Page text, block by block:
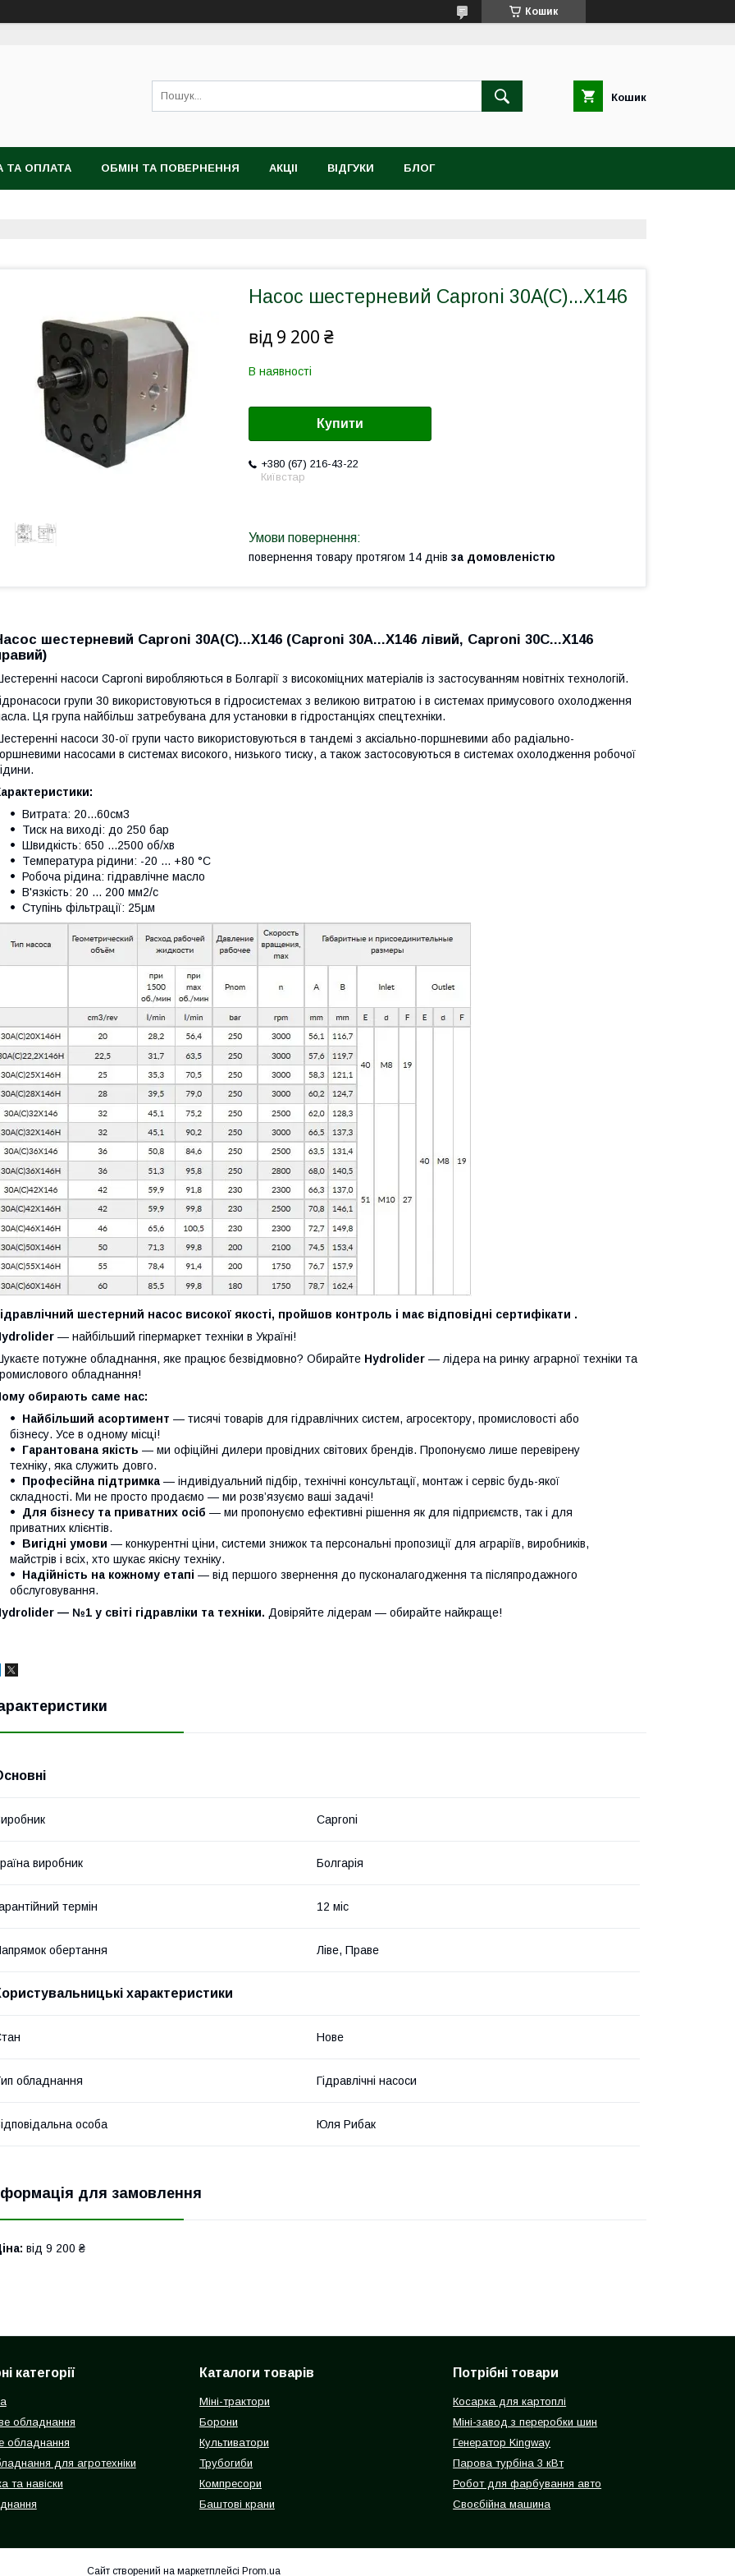
Кошик
Кошик
ТА ОПЛАТА ОБМІН ТА ПОВЕРНЕННЯ АКЦІІ ВІДГУКИ БЛОГ
Насос шестерневий Caproni 30A(C)...X146
від 9 200 ₴
В наявності
Купити
+380 (67) 216-43-22
Київстар
повернення товару протягом 14 днів за домовленістю
шестерневий Caproni 30A(C)...X146 (Caproni 30A...X146 лівий, Caproni 30C...X146
насоси Caproni виробляються в Болгарії з високоміцних матеріалів із застосуванням новітніх технологій.
групи 30 використовуються в гідросистемах з великою витратою і в системах примусового охолодження
Ця група найбільш затребувана для установки в гідростанціях спецтехніки.
насоси 30-ої групи часто використовуються в тандемі з аксіально-поршневими або радіально-
насосами в системах високого, низького тиску, а також застосовуються в системах охолодження робочої
Витрата: 20...60см3
Тиск на виході: до 250 бар
Швидкість: 650 ...2500 об/хв
Температура рідини: -20 ... +80 °C
Робоча рідина: гідравлічне масло
В'язкість: 20 ... 200 мм2/с
Ступінь фільтрації: 25µм
шестерний насос високої якості, пройшов контроль і має відповідні сертифікати .
— найбільший гіпермаркет техніки в Україні!
потужне обладнання, яке працює безвідмовно? Обирайте Hydrolider — лідера на ринку аграрної техніки та
обладнання!
обирають саме нас:
Найбільший асортимент — тисячі товарів для гідравлічних систем, агросектору, промисловості або
бізнесу. Усе в одному місці!
Гарантована якість — ми офіційні дилери провідних світових брендів. Пропонуємо лише перевірену
техніку, яка служить довго.
Професійна підтримка — індивідуальний підбір, технічні консультації, монтаж і сервіс будь-якої
складності. Ми не просто продаємо — ми розв’язуємо ваші задачі!
Для бізнесу та приватних осіб — ми пропонуємо ефективні рішення як для підприємств, так і для
приватних клієнтів.
Вигідні умови — конкурентні ціни, системи знижок та персональні пропозиції для аграріїв, виробників,
майстрів і всіх, хто шукає якісну техніку.
Надійність на кожному етапі — від першого звернення до пусконалагодження та післяпродажного
обслуговування.
— №1 у світі гідравліки та техніки. Довіряйте лідерам — обирайте найкраще!
Caproni
виробник Болгарія
термін 12 міс
обертання Ліве, Праве
характеристики
Нове
обладнання Гідравлічні насоси
особа Юля Рибак
для замовлення
від 9 200 ₴
категорії
обладнання
обладнання
для агротехніки
та навіски
Каталоги товарів
Міні-трактори
Борони
Культиватори
Трубогиби
Компресори
Баштові крани
Потрібні товари
Косарка для картоплі
Міні-завод з переробки шин
Генератор Kingway
Парова турбіна 3 кВт
Робот для фарбування авто
Своєбійна машина
Сайт створений на маркетплейсі Prom.ua